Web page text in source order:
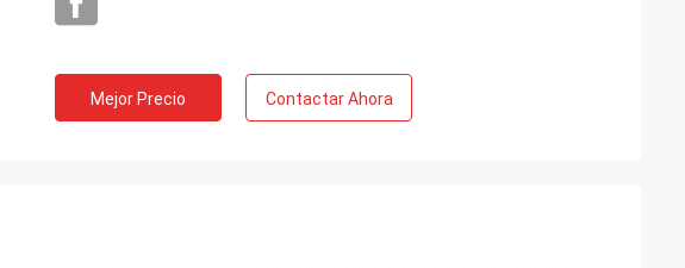
Mejor Precio Contactar Ahora